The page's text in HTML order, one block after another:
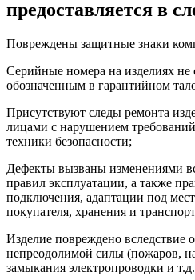
предоставляется в
Повреждены защитные знаки
Серийные номера на изделиях не
обозначенным в гарантийном
Присутствуют следы ремонта
лицами с нарушением
техники безопасности;
Дефекты вызваны изменениями
правил эксплуатации, а также
подключения, адаптации под
покупателя, хранения и
Изделие повреждено вследствие
непреодолимой силы (пожаров,
замыкания электропроводки и